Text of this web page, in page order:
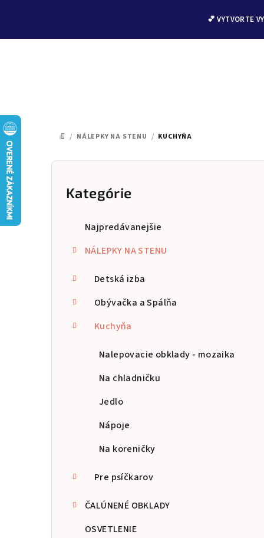
Prejsť
na
obsah
💕 VYTVORTE
DOMOV
/ NÁLEPKY NA STENU / KUCHYŇA
B
Preskočiť
kategórie
Kategórie
Najpredávanejšie
NÁLEPKY NA STENU
Detská izba
Obývačka a Spálňa
Kuchyňa
Nalepovacie obklady - mozaika
Na chladničku
Jedlo
Nápoje
Na koreničky
Pre psíčkarov
ČALÚNENÉ OBKLADY
OSVETLENIE